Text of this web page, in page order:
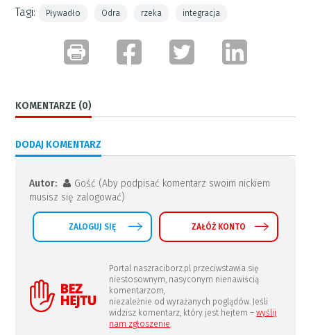
Tagi: Pływadło Odra rzeka integracja
KOMENTARZE (0)
DODAJ KOMENTARZ
Autor:
Gość (Aby podpisać komentarz swoim nickiem
musisz się zalogować)
ZALOGUJ SIĘ ZAŁÓŻ KONTO
Portal naszraciborz.pl przeciwstawia się
niestosownym, nasyconym nienawiścią
komentarzom,
niezależnie od wyrażanych poglądów. Jeśli
widzisz komentarz, który jest hejtem –wyślij
nam zgłoszenie.